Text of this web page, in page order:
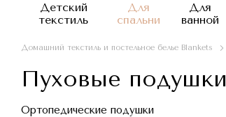
Детский
текстиль
Для
спальни
Для
ванной
Домашний текстиль и постельное белье Blankets
Пуховые подушки
Ортопедические подушки